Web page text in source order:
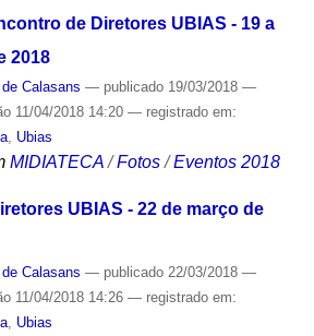
de Diretores UBIAS - 19 a
2018
Calasans — publicado19/03/2018 —
11/04/2018 14:20 — registrado em:
, Ubias
MIDIATECA /Fotos /Eventos 2018
UBIAS - 22 de março de
Calasans — publicado22/03/2018 —
11/04/2018 14:26 — registrado em:
, Ubias